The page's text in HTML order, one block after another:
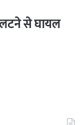
से घायल